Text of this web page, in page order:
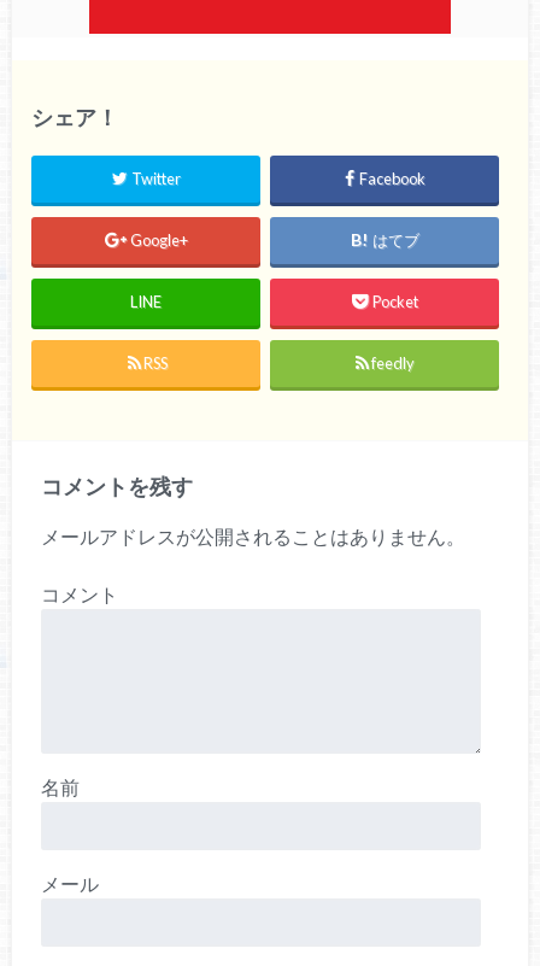
シェア！
Twitter Facebook
Google+ はてブ
LINE Pocket
RSS feedly
コメントを残す
メールアドレスが公開されることはありません。
コメント
名前
メール